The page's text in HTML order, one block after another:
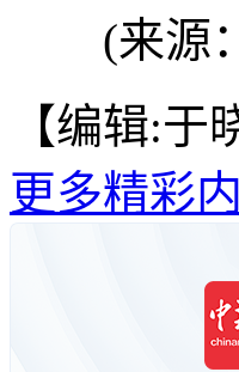
(来源：
【编辑:于
更多精彩